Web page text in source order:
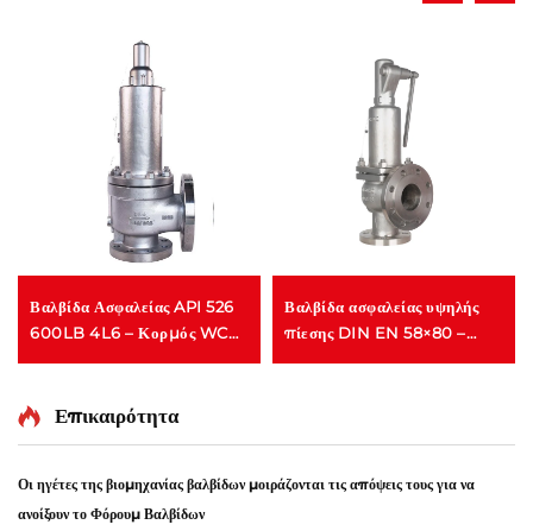
Βαλβίδα Ασφαλείας API 526
600LB 4L6 – Κορμός WCB
& Κοπή 316, Προστασία
για Εγκαταστάσεις
Ηλεκτροπαραγωγές Μονάδες
Βαλβίδα ασφαλείας υψηλής
πίεσης DIN EN 58×80 –
Κατασκευή CF8M/316, 425°C
Επικαιρότητα
Οι ηγέτες της βιομηχανίας βαλβίδων μοιράζονται τις απόψεις τους για να
ανοίξουν το Φόρουμ Βαλβίδων